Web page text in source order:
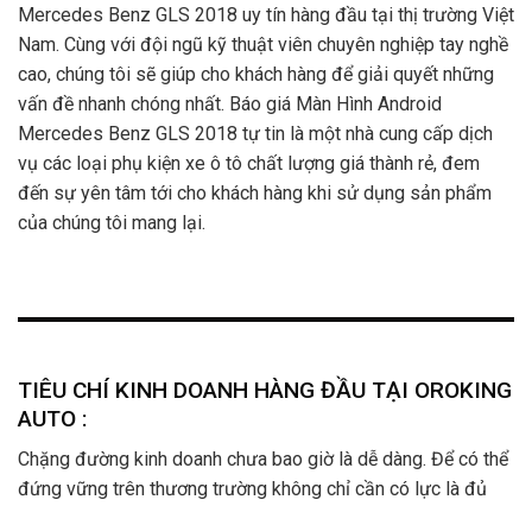
Mercedes Benz GLS 2018 uy tín hàng đầu tại thị trường Việt
Nam. Cùng với đội ngũ kỹ thuật viên chuyên nghiệp tay nghề
cao, chúng tôi sẽ giúp cho khách hàng để giải quyết những
vấn đề nhanh chóng nhất. Báo giá Màn Hình Android
Mercedes Benz GLS 2018 tự tin là một nhà cung cấp dịch
vụ các loại phụ kiện xe ô tô chất lượng giá thành rẻ, đem
đến sự yên tâm tới cho khách hàng khi sử dụng sản phẩm
của chúng tôi mang lại.
TIÊU CHÍ KINH DOANH HÀNG ĐẦU TẠI OROKING
AUTO :
Chặng đường kinh doanh chưa bao giờ là dễ dàng. Để có thể
đứng vững trên thương trường không chỉ cần có lực là đủ